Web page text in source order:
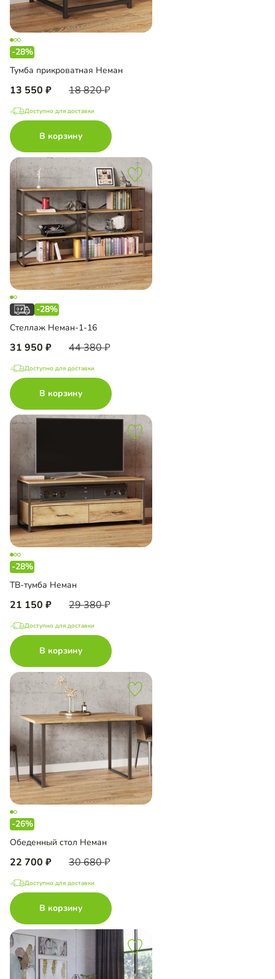
-28%
Тумба прикроватная Неман
13 550 18 820
Доступно для доставки
В корзину
-28%
Стеллаж Неман-1-16
31 950 44 380
Доступно для доставки
В корзину
-28%
ТВ-тумба Неман
21 150 29 380
Доступно для доставки
В корзину
-26%
Обеденный стол Неман
22 700 30 680
Доступно для доставки
В корзину